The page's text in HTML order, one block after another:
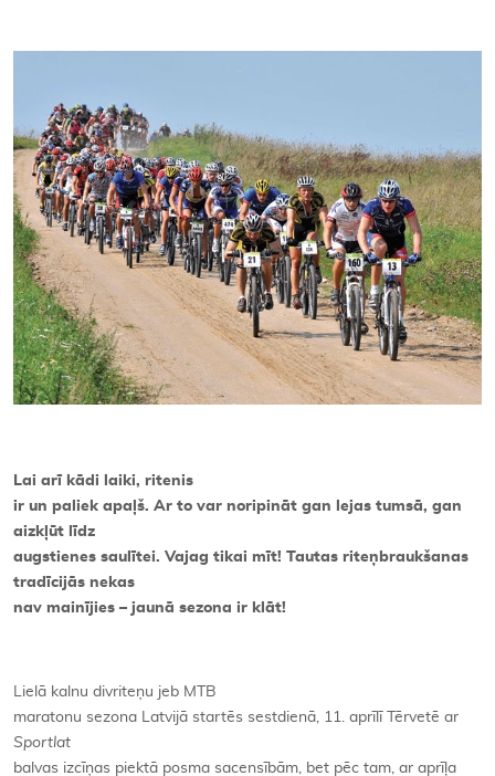
Lai arī kādi laiki, ritenis
ir un paliek apaļš. Ar to var noripināt gan lejas tumsā, gan
aizkļūt līdz
augstienes saulītei. Vajag tikai mīt! Tautas riteņbraukšanas
tradīcijās nekas
nav mainījies – jaunā sezona ir klāt!
Lielā kalnu divriteņu jeb MTB
maratonu sezona Latvijā startēs sestdienā, 11. aprīlī Tērvetē ar
Sportlat
balvas izcīņas piektā posma sacensībām, bet pēc tam, ar aprīļa